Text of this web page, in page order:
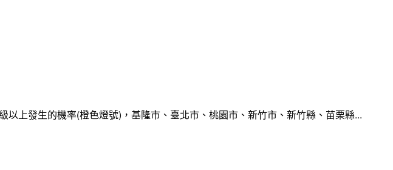
上發生的機率(橙色燈號)，基隆市、臺北市、桃園市、新竹市、新竹縣、苗栗縣...